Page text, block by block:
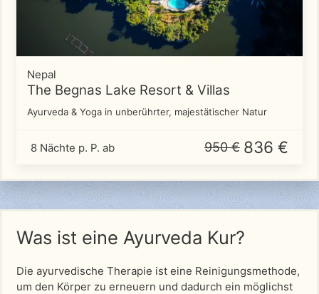
Nepal
The Begnas Lake Resort & Villas
Ayurveda & Yoga in unberührter, majestätischer Natur
8 Nächte p. P. ab 950 € 836 €
Was ist eine Ayurveda Kur?
Die ayurvedische Therapie ist eine Reinigungsmethode,
um den Körper zu erneuern und dadurch ein möglichst